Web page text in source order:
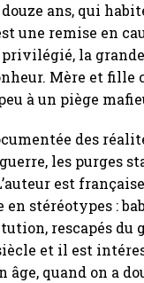
ans, qui
une remise en
la
Mère et fille
à un piège
des
les purges
est
en stéréotypes :
rescapés du
et il est
quand on a